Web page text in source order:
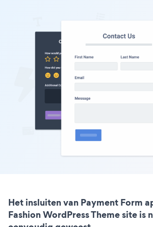
Het insluiten van Payment Form
Fashion WordPress Theme site is